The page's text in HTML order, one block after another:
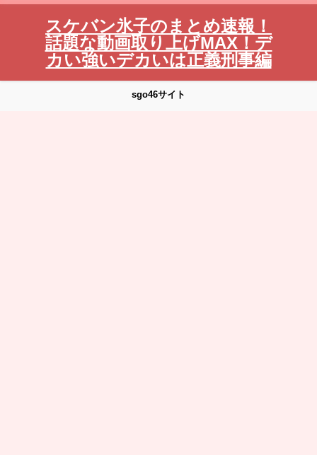
スケバン氷子のまとめ速報！
話題な動画取り上げMAX！デ
カい強いデカいは正義刑事編
sgo46サイト